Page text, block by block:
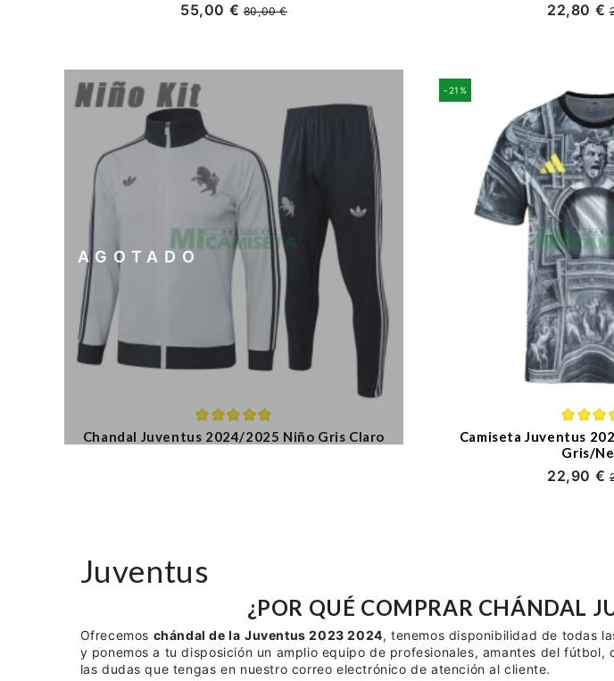
55,00 €80,00 € 22,80 €
Chandal Juventus 2024/2025 Niño Gris Claro
AGOTADO
-21%
Camiseta Juventus
Gris/
22,90 €
Juventus
¿POR QUÉ COMPRAR CHÁNDAL
Ofrecemos chándal de la Juventus 2023 2024, tenemos disponibilidad de todas
y ponemos a tu disposición un amplio equipo de profesionales, amantes del
las dudas que tengas en nuestro correo electrónico de atención al cliente.